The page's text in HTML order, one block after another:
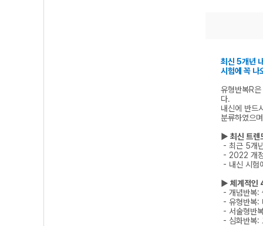
최신 5개년
시험에 꼭 나
유형반복R
다.
내신에 반드
분류하였으
▶ 최신 트렌
- 최근 5개
- 2022 개
- 내신 시험
▶ 체계적인
- 개념반복:
- 유형반복:
- 서술형반
- 심화반복: